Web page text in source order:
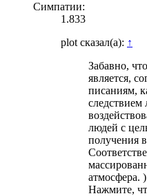
Симпатии:
1.833
plot сказал(а): ↑
Забавно,
является,
писаниям,
следствием
людей с
получения
атмосфера. )
Нажмите,